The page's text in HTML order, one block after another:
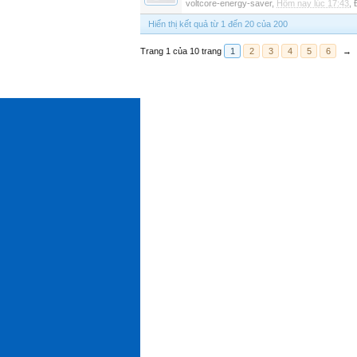
voltcore-energy-saver, Hôm nay lúc 17:43
Hiển thị kết quả từ 1 đến 20 của 200
Trang 1 của 10 trang 1 2 3 4 5 6 →